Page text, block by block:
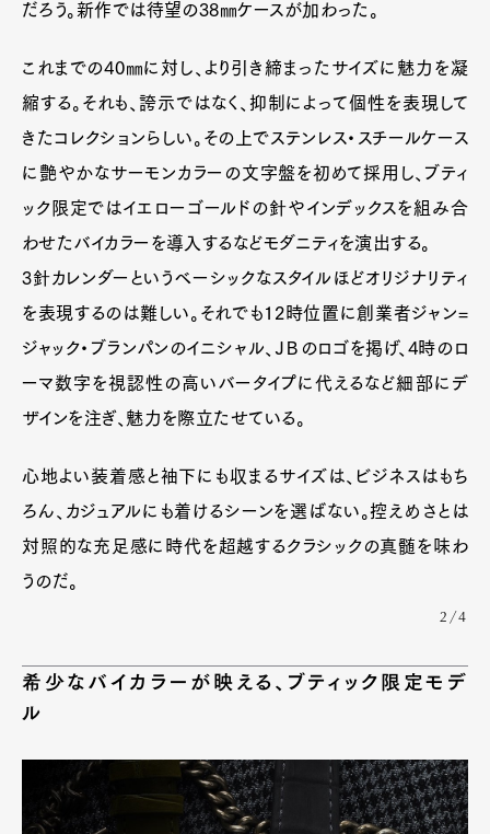
だろう。新作では待望の38㎜ケースが加わった。
これまでの40㎜に対し、より引き締まったサイズに魅力を凝
縮する。それも、誇示ではなく、抑制によって個性を表現して
きたコレクションらしい。その上でステンレス・スチールケース
に艶やかなサーモンカラーの文字盤を初めて採用し、ブティ
ック限定ではイエローゴールドの針やインデックスを組み合
わせたバイカラーを導入するなどモダニティを演出する。
3針カレンダーというベーシックなスタイルほどオリジナリティ
を表現するのは難しい。それでも12時位置に創業者ジャン=
ジャック・ブランパンのイニシャル、ＪＢのロゴを掲げ、4時のロ
ーマ数字を視認性の高いバータイプに代えるなど細部にデ
ザインを注ぎ、魅力を際立たせている。
心地よい装着感と袖下にも収まるサイズは、ビジネスはもち
ろん、カジュアルにも着けるシーンを選ばない。控えめさとは
対照的な充足感に時代を超越するクラシックの真髄を味わ
うのだ。
2/4
希少なバイカラーが映える、ブティック限定モデ
ル